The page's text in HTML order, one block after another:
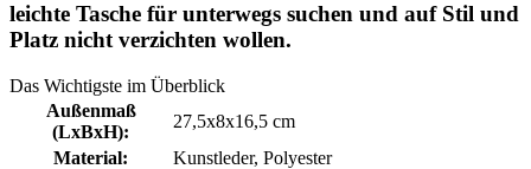
leichte Tasche für unterwegs suchen und auf Stil und
Platz nicht verzichten wollen.
Das Wichtigste im Überblick
Außenmaß
(LxBxH):
27,5x8x16,5 cm
Material:
Kunstleder, Polyester